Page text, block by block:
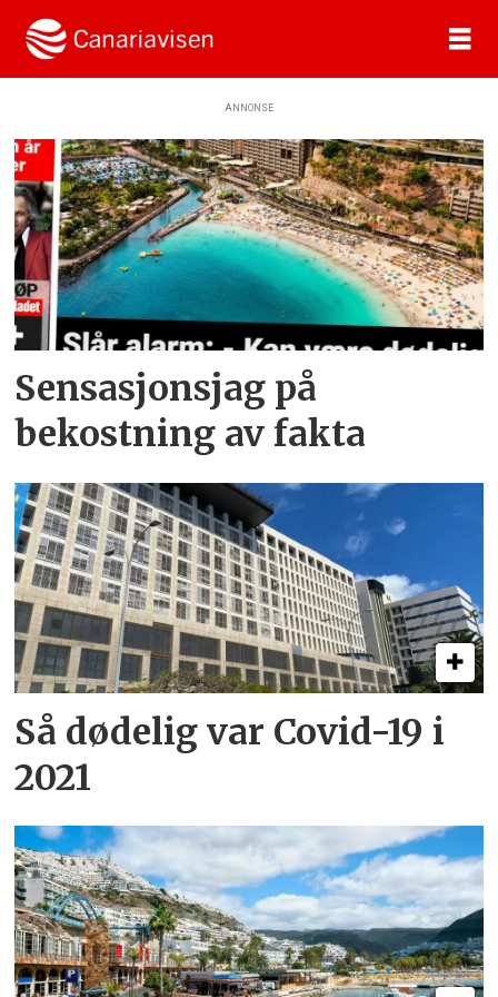
Tag:
coronavirus
ANNONSE
Sensasjonsjag på
bekostning av fakta
Så dødelig var Covid-19 i
2021